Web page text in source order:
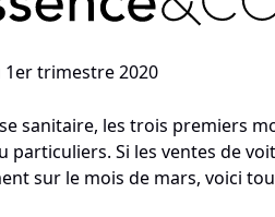
1er trimestre 2020
sanitaire, les trois premiers
particuliers. Si les ventes de
sur le mois de mars, voici